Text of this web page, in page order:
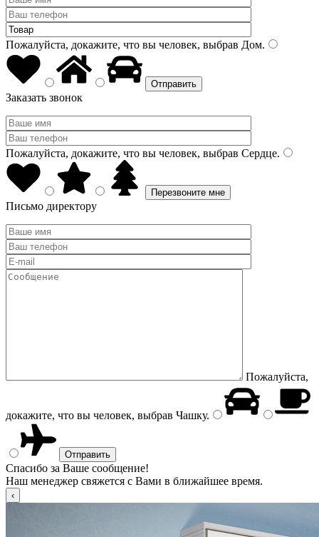
Пожалуйста, докажите, что вы человек, выбрав Дом.
Заказать звонок
Пожалуйста, докажите, что вы человек, выбрав Сердце.
Письмо директору
Пожалуйста,
докажите, что вы человек, выбрав Чашку.
Спасибо за Ваше сообщение!
Наш менеджер свяжется с Вами в ближайшее время.